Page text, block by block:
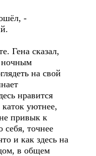
-
Гена сказал,
ночным
на свой
нравится
уютнее,
привык к
себя, точнее
и как здесь на
в общем